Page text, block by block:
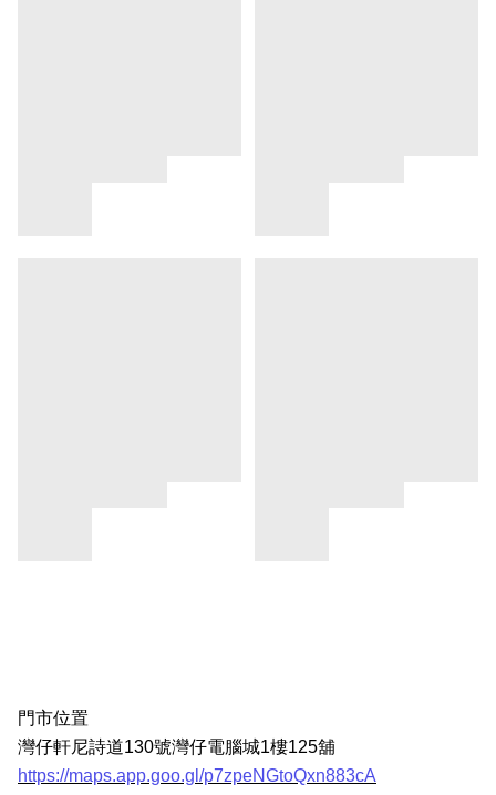
門市位置
灣仔軒尼詩道130號灣仔電腦城1樓125舖
https://maps.app.goo.gl/p7zpeNGtoQxn883cA